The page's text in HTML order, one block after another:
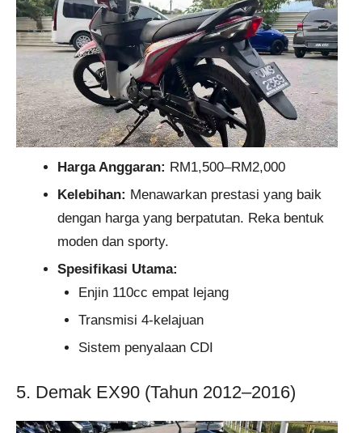
Harga Anggaran: RM1,500–RM2,000
Kelebihan: Menawarkan prestasi yang baik
dengan harga yang berpatutan. Reka bentuk
moden dan sporty.
Spesifikasi Utama:
Enjin 110cc empat lejang
Transmisi 4-kelajuan
Sistem penyalaan CDI
5. Demak EX90 (Tahun 2012–2016)